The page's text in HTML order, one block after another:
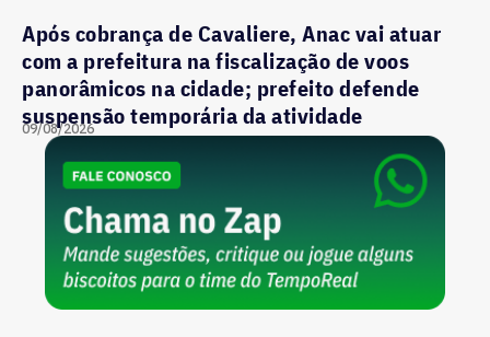
Após cobrança de Cavaliere, Anac vai atuar
com a prefeitura na fiscalização de voos
panorâmicos na cidade; prefeito defende
suspensão temporária da atividade
09/08/2026